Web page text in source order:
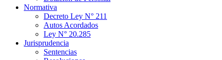
Normativa
Decreto Ley N° 211
Autos Acordados
Ley N° 20.285
Jurisprudencia
Sentencias